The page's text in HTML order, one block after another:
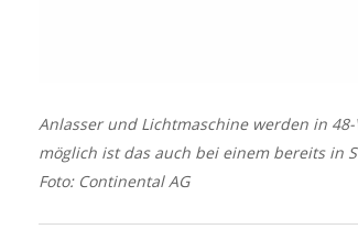
Anlasser und Lichtmaschine werden in
möglich ist das auch bei einem bereits in
Foto: Continental AG